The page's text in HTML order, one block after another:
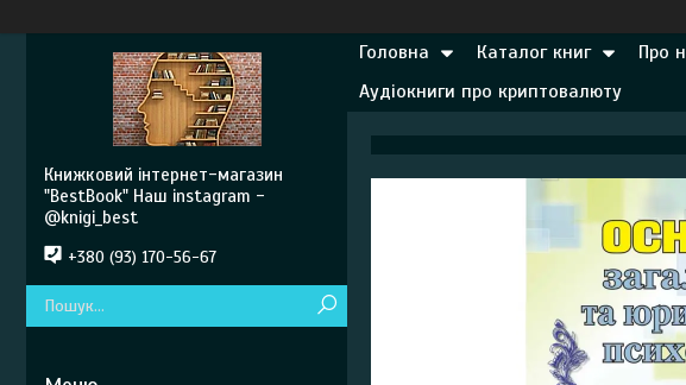
Головна Каталог книг Про
Аудіокниги про криптовалюту
Книжковий інтернет-магазин
"BestBook" Наш instagram -
@knigi_best
+380 (93) 170-56-67